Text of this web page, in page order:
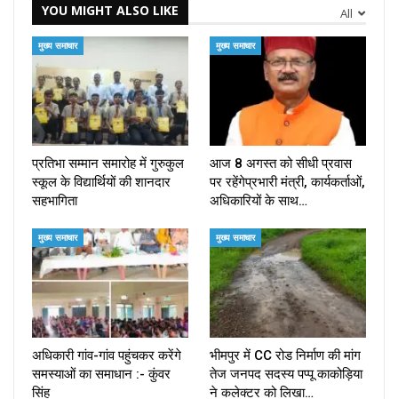
All
YOU MIGHT ALSO LIKE
मुख्य समाचार
प्रतिभा सम्मान समारोह में गुरुकुल
स्कूल के विद्यार्थियों की शानदार
सहभागिता
मुख्य समाचार
आज 8 अगस्त को सीधी प्रवास
पर रहेंगेप्रभारी मंत्री, कार्यकर्ताओं,
अधिकारियों के साथ…
मुख्य समाचार
अधिकारी गांव-गांव पहुंचकर करेंगे
समस्याओं का समाधान :- कुंवर
सिंह
मुख्य समाचार
भीमपुर में CC रोड निर्माण की मांग
तेज जनपद सदस्य पप्पू काकोड़िया
ने कलेक्टर को लिखा…